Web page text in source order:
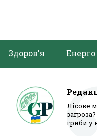
Здоров'я Енерго
Лісове
гриби у